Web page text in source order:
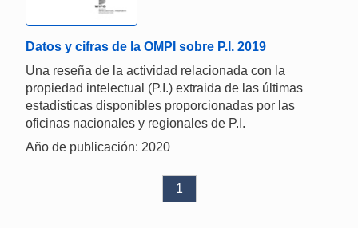
Datos y cifras de la OMPI sobre P.I. 2019
Una reseña de la actividad relacionada con la
propiedad intelectual (P.I.) extraida de las últimas
estadísticas disponibles proporcionadas por las
oficinas nacionales y regionales de P.I.
Año de publicación: 2020
1